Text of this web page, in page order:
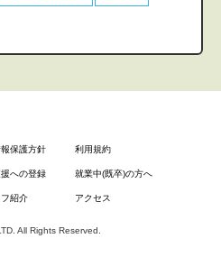
保護方針 利用規約
への登録 就業中(既卒)の方へ
紹介 アクセス
All Rights Reserved.